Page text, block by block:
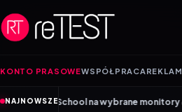
KONTO PRASOWEWSPÓŁPRACA
NAJNOWSZE
to School na wybrane monitory•